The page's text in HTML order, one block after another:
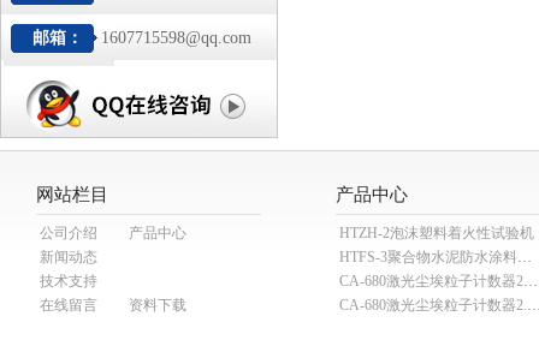
邮箱： 1607715598@qq.com
网站栏目
公司介绍
产品中心
新闻动态
技术支持
在线留言
资料下载
产品中心
HTZH-2泡沫塑料着火性试验机
HTFS-3聚合物水泥防水涂料分散机
CA-680激光尘埃粒子计数器28.3L
CA-680激光尘埃粒子